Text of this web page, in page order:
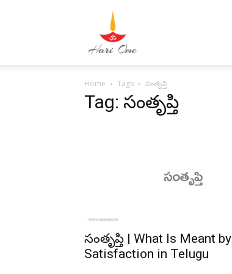
Home Tags సంతృప్తి
Tag: సంతృప్తి
సంతృప్తి | What Is Meant by
Satisfaction in Telugu